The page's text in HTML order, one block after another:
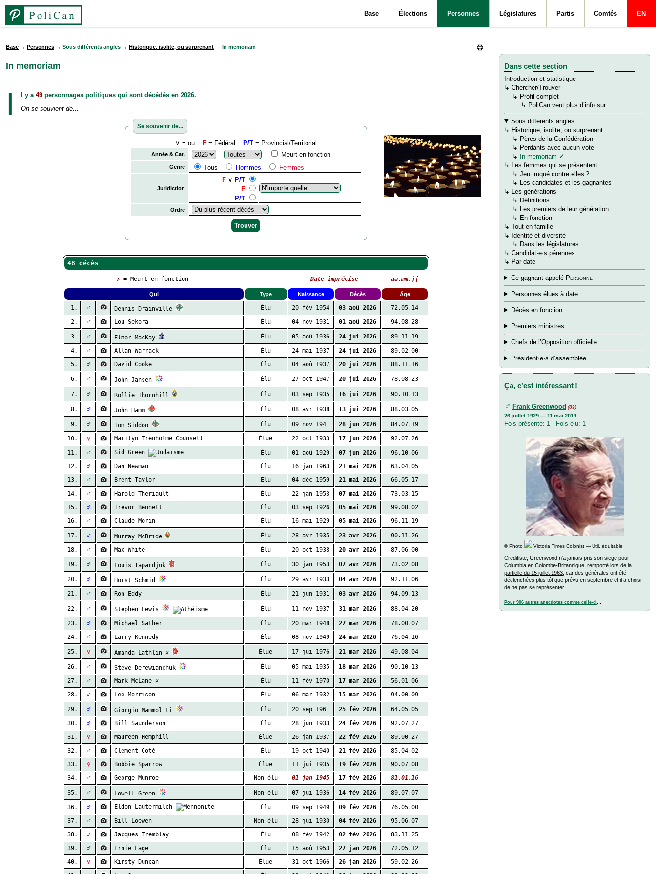
Base Élections Personnes Législatures Partis Comtés EN
Base → Personnes → Sous différents angles → Historique, isolite, ou surprenant → In memoriam
In memoriam
I l y a 49personnages politiques qui sont décédés en 2026.
On se souvient de...
Se souvenir de...
∨ = ou F= Fédéral P/T= Provincial/Territorial
Année & Cat. Meurt en fonction
Genre Tous Hommes Femmes
Juridiction
F∨ P/T
F
P/T
Ordre
48 décès
✗ = Meurt en fonction Date imprécise aa.mm.jj
Qui Type Naissance Décès Âge
1. ♂ Dennis Drainville Élu 20 fév 1954 03 aoû 2026 72.05.14
2. ♂ Lou Sekora Élu 04 nov 1931 01 aoû 2026 94.08.28
3. ♂ Elmer MacKay Élu 05 aoû 1936 24 jui 2026 89.11.19
4. ♂ Allan Warrack Élu 24 mai 1937 24 jui 2026
89.02.00
5.
♂ David Cooke Élu 04 aoû 1937 20 jui 2026 88.11.16
6. ♂ John Jansen Élu 27 oct 1947 20 jui 2026 78.08.23
7. ♂ Rollie Thornhill Élu 03 sep 1935 16 jui 2026 90.10.13
8. ♂ John Hamm Élu 08 avr 1938 13 jui 2026 88.03.05
9. ♂ Tom Siddon Élu 09 nov 1941 28 jun 2026 84.07.19
10. ♀ Marilyn Trenholme Counsell Élue 22 oct 1933 17 jun 2026 92.07.26
11. ♂ Sid Green Élu 01 aoû 1929 07 jun 2026
96.10.06
12.
♂ Dan Newman Élu 16 jan 1963 21 mai 2026
63.04.05
13.
♂ Brent Taylor Élu 04 déc 1959 21 mai 2026
66.05.17
14.
♂ Harold Theriault Élu 22 jan 1953 07 mai 2026
73.03.15
15.
♂ Trevor Bennett Élu 03 sep 1926 05 mai 2026
99.08.02
16.
♂ Claude Morin Élu 16 mai 1929 05 mai 2026 96.11.19
17. ♂ Murray McBride Élu 28 avr 1935 23 avr 2026 90.11.26
18. ♂ Max White Élu 20 oct 1938 20 avr 2026 87.06.00
19. ♂ Louis Tapardjuk Élu 30 jan 1953 07 avr 2026 73.02.08
20. ♂ Horst Schmid Élu 29 avr 1933 04 avr 2026 92.11.06
21. ♂ Ron Eddy Élu 21 jun 1931 03 avr 2026 94.09.13
22. ♂ Stephen Lewis Élu 11 nov 1937 31 mar 2026 88.04.20
23. ♂ Michael Sather Élu 20 mar 1948 27 mar 2026
78.00.07
24.
♂ Larry Kennedy Élu 08 nov 1949 24 mar 2026 76.04.16
25. ♀ Amanda Lathlin ✗ Élue 17 jui 1976 21 mar 2026 49.08.04
26. ♂ Steve Derewianchuk Élu 05 mai 1935 18 mar 2026 90.10.13
27. ♂ Mark McLane ✗ Élu 11 fév 1970 17 mar 2026
56.01.06
28.
♂ Lee Morrison Élu 06 mar 1932 15 mar 2026 94.00.09
29. ♂ Giorgio Mammoliti Élu 20 sep 1961 25 fév 2026 64.05.05
30. ♂ Bill Saunderson Élu 28 jun 1933 24 fév 2026
92.07.27
31.
♀ Maureen Hemphill Élue 26 jan 1937 22 fév 2026
89.00.27
32.
♂ Clément Coté Élu 19 oct 1940 21 fév 2026
85.04.02
33.
♀ Bobbie Sparrow Élue 11 jui 1935 19 fév 2026
90.07.08
34.
♂ George Munroe Non-élu 01 jan 1945 17 fév 2026 81.01.16
35. ♂ Lowell Green Non-élu 07 jui 1936 14 fév 2026 89.07.07
36. ♂ Eldon Lautermilch Élu 09 sep 1949 09 fév 2026
76.05.00
37.
♂ Bill Loewen Non-élu 28 jui 1930 04 fév 2026
95.06.07
38.
♂ Jacques Tremblay Élu 08 fév 1942 02 fév 2026
83.11.25
39.
♂ Ernie Fage Élu 15 aoû 1953 27 jan 2026
72.05.12
40.
♀ Kirsty Duncan Élue 31 oct 1966 26 jan 2026
59.02.26
Dans cette section
Introduction et statistique
↳ Chercher/Trouver
↳ Profil complet
↳ PoliCan veut plus d’info sur...
Sous différents angles
↳ Historique, isolite, ou surprenant
↳ Pères de la Confédération
↳ Perdants avec aucun vote
↳ In memoriam ✓
↳
Les femmes qui se présentent
↳ Jeu truqué contre elles ?
↳
Les candidates et les gagnantes
↳
Les générations
↳ Définitions
↳
Les premiers de leur génération
↳ En fonction
↳ Tout en famille
↳
Identité et diversité
↳ Dans les législatures
↳ Candidat·e·s pérennes
↳ Par date
Ce gagnant appelé Personne
Personnes élues à date
Décès en fonction
Premiers ministres
Chefs de l’Opposition officielle
Président·e·s d’assemblée
Ça, c’est intéressant !
♂ Frank Greenwood (89)
26 juillet 1929 — 11 mai 2019
Fois présenté: 1 Fois élu: 1
©Photo Victoria Times Colonist — Util. équitable
Créditiste, Greenwood n'a jamais pris son siège pour
Columbia en Colombe-Britannique, remporté lors de la
partielle du 15 juillet 1963 , car des générales ont été
déclenchées plus tôt que prévu en septembre et il a choisi
de ne pas se représenter.
Pour 906 autres anecdotes comme celle-ci